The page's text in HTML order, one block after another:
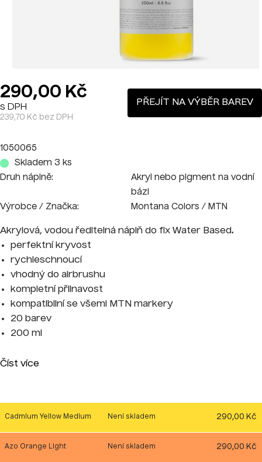
290,00 Kč
s DPH
239,70 Kč bez DPH
PŘEJÍT NA VÝBĚR BAREV
1050065
Skladem 3 ks
Druh náplně:
Akryl nebo pigment na vodní
bázi
Výrobce / Značka:
Montana Colors / MTN
Akrylová, vodou ředitelná náplň do fix Water Based.
perfektní kryvost
rychleschnoucí
vhodný do airbrushu
kompletní přilnavost
kompatibilní se všemi MTN markery
20 barev
200 ml
Číst více
Cadmium Yellow Medium Není skladem 290,00 Kč
Azo Orange Light Není skladem 290,00 Kč